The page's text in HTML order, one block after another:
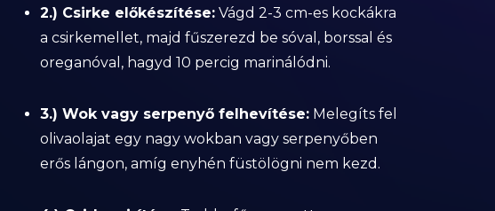
2.) Csirke előkészítése: Vágd 2-3 cm-es kockákra
a csirkemellet, majd fűszerezd be sóval, borssal és
oreganóval, hagyd 10 percig marinálódni.
3.) Wok vagy serpenyő felhevítése: Melegíts fel
olivaolajat egy nagy wokban vagy serpenyőben
erős lángon, amíg enyhén füstölögni nem kezd.